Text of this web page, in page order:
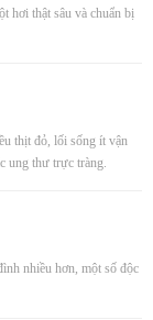
hơi thật sâu và chuẩn bị
thịt đỏ, lối sống ít vận
ung thư trực tràng.
nhiều hơn, một số độc